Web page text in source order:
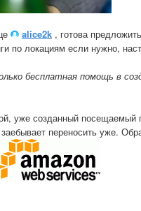
alice2k , готова
по локациям если нужно,
бесплатная помощь в
уже созданный
переносить уже.